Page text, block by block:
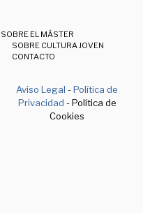
SOBRE EL MÁSTER
SOBRE CULTURA JOVEN
CONTACTO
Aviso Legal -Política de
Privacidad - Política de
Cookies